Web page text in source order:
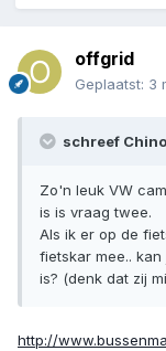
offgrid
Geplaatst: 3
schreef
Zo'n leuk VW
is is vraag twee.
Als ik er op de
fietskar mee..
is? (denk dat zij
http://